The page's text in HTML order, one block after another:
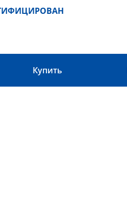
Купить